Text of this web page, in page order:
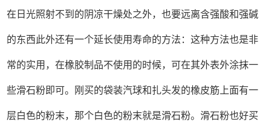
在日光照射不到的阴凉干燥处之外，也要远离含强酸和强碱
的东西此外还有一个延长使用寿命的方法：这种方法也是非
常的实用，在橡胶制品不使用的时候，可在其外表外涂抹一
些滑石粉即可。刚买的袋装汽球和扎头发的橡皮筋上面有一
层白色的粉末，那个白色的粉末就是滑石粉。滑石粉也好买